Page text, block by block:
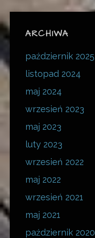
ARCHIWA
październik 2025
listopad 2024
maj 2024
wrzesień 2023
maj 2023
luty 2023
wrzesień 2022
maj 2022
wrzesień 2021
maj 2021
październik 2020